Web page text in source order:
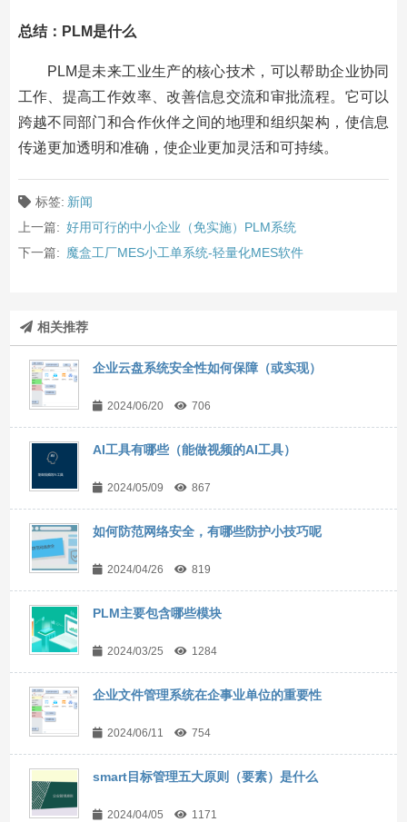
总结：PLM是什么
PLM是未来工业生产的核心技术，可以帮助企业协同
工作、提高工作效率、改善信息交流和审批流程。它可以
跨越不同部门和合作伙伴之间的地理和组织架构，使信息
传递更加透明和准确，使企业更加灵活和可持续。
标签: 新闻
上一篇: 好用可行的中小企业（免实施）PLM系统
下一篇: 魔盒工厂MES小工单系统-轻量化MES软件
相关推荐
企业云盘系统安全性如何保障（或实现）
2024/06/20 706
AI工具有哪些（能做视频的AI工具）
2024/05/09 867
如何防范网络安全，有哪些防护小技巧呢
2024/04/26 819
PLM主要包含哪些模块
2024/03/25 1284
企业文件管理系统在企事业单位的重要性
2024/06/11 754
smart目标管理五大原则（要素）是什么
2024/04/05 1171